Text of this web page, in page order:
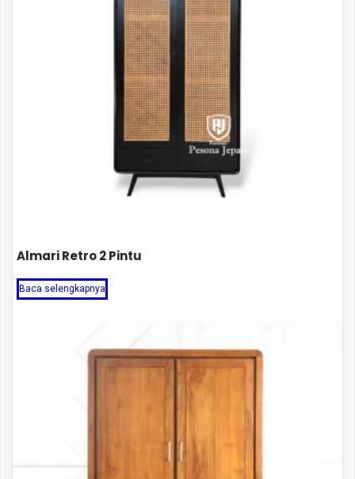
Almari Retro 2 Pintu
Baca selengkapnya